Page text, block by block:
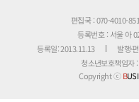
편집국 : 070-4010-
등록번호 : 서울 아
등록일: 2013.11.13
발행·
청소년보호책임자
Copyright ⓒB